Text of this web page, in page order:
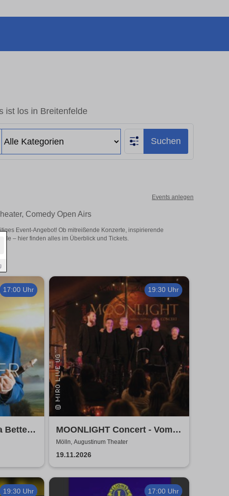
ist los in Breitenfelde
Suchen
Events anlegen
Comedy Open Airs
Event-Angebot! Ob mitreißende Konzerte, inspirierende
– hier finden alles im Überblick und Tickets.
17:00 Uhr
Better
19:30 Uhr
MOONLIGHT Concert - Vom
Rhythmus des Lebens -
Rhythm, Songs, Lyrics &
Classic
Mölln, Augustinum Theater
19.11.2026
19:30 Uhr 17:00 Uhr